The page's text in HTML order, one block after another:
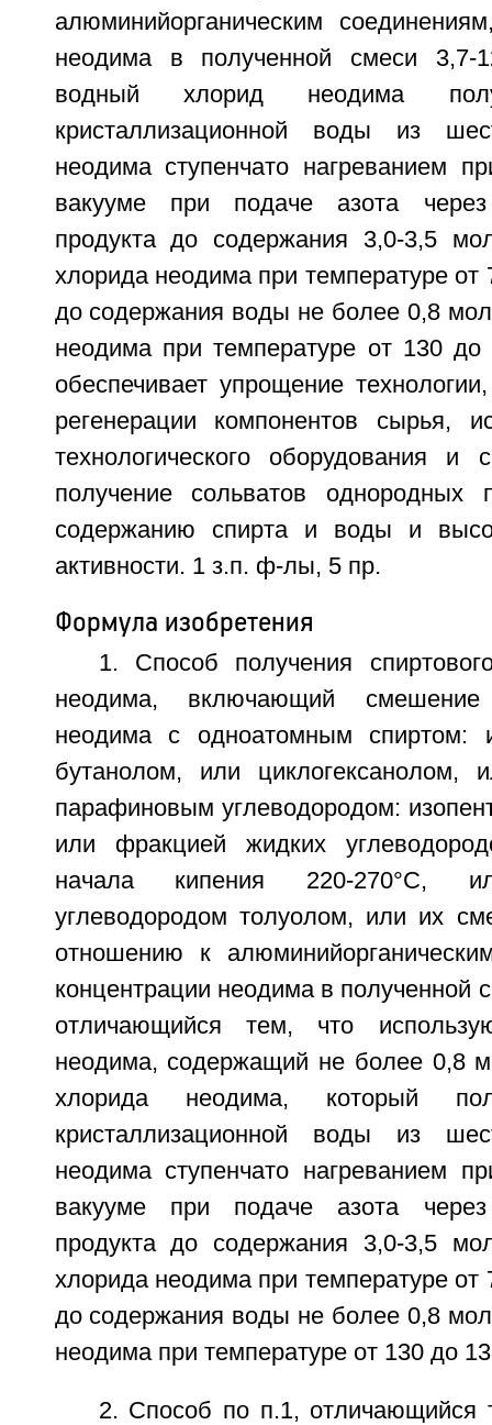
алюминийорганическим
неодима в полученной смеси 3,7-
водный хлорид неодима
кристаллизационной воды из
неодима ступенчато нагреванием
вакууме при подаче азота
продукта до содержания 3,0-3,5
хлорида неодима при температуре
до содержания воды не более 0,8
неодима при температуре от 130 до
обеспечивает упрощение
регенерации компонентов сырья,
технологического оборудования и
получение сольватов однородных
содержанию спирта и воды и
активности. 1 з.п. ф-лы, 5 пр.
Формула изобретения
1. Способ получения
неодима, включающий смешение
неодима с одноатомным спиртом:
бутанолом, или
парафиновым углеводородом:
или фракцией жидких
начала кипения 220-270°С,
углеводородом толуолом, или их
отношению к
концентрации неодима в полученной
отличающийся тем, что
неодима, содержащий не более 0,8
хлорида неодима, который
кристаллизационной воды из
неодима ступенчато нагреванием
вакууме при подаче азота
продукта до содержания 3,0-3,5
хлорида неодима при температуре
до содержания воды не более 0,8
неодима при температуре от 130 до
2. Способ по п.1, отличающийся